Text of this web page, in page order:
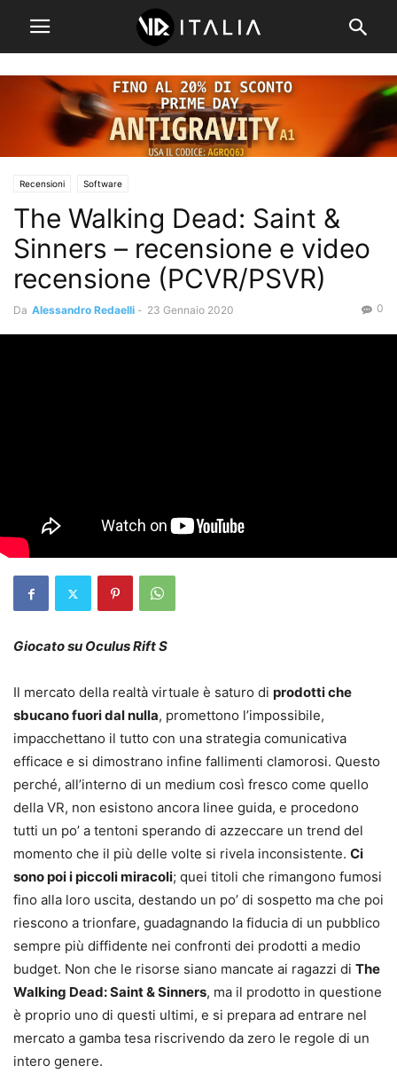
Recensioni Software
The Walking Dead: Saint &
Sinners – recensione e video
recensione (PCVR/PSVR)
Da Alessandro Redaelli - 23 Gennaio 2020 0
Giocato su Oculus Rift S
Il mercato della realtà virtuale è saturo di prodotti che
sbucano fuori dal nulla, promettono l’impossibile,
impacchettano il tutto con una strategia comunicativa
efficace e si dimostrano infine fallimenti clamorosi. Questo
perché, all’interno di un medium così fresco come quello
della VR, non esistono ancora linee guida, e procedono
tutti un po’ a tentoni sperando di azzeccare un trend del
momento che il più delle volte si rivela inconsistente. Ci
sono poi i piccoli miracoli; quei titoli che rimangono fumosi
fino alla loro uscita, destando un po’ di sospetto ma che poi
riescono a trionfare, guadagnando la fiducia di un pubblico
sempre più diffidente nei confronti dei prodotti a medio
budget. Non che le risorse siano mancate ai ragazzi di The
Walking Dead: Saint & Sinners, ma il prodotto in questione
è proprio uno di questi ultimi, e si prepara ad entrare nel
mercato a gamba tesa riscrivendo da zero le regole di un
intero genere.